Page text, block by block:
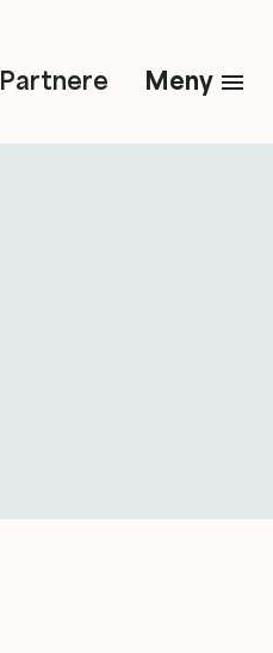
Partnere Meny